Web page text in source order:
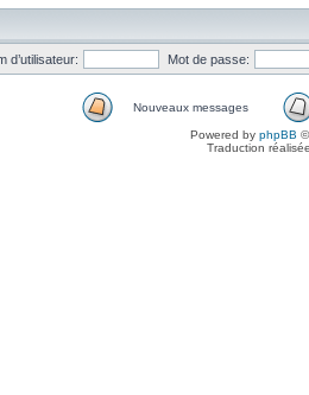
d’utilisateur: Mot de passe:
Nouveaux messages
Powered by phpBB
Traduction